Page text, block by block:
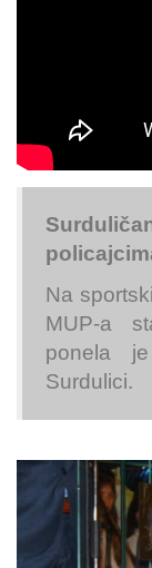
Na
MUP-a
ponela
Surdulici.